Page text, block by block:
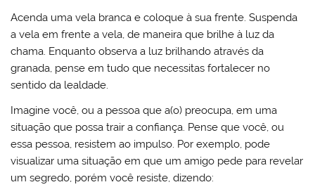
Acenda uma vela branca e coloque à sua frente. Suspenda
a vela em frente a vela, de maneira que brilhe à luz da
chama. Enquanto observa a luz brilhando através da
granada, pense em tudo que necessitas fortalecer no
sentido da lealdade.
Imagine você, ou a pessoa que a(o) preocupa, em uma
situação que possa trair a confiança. Pense que você, ou
essa pessoa, resistem ao impulso. Por exemplo, pode
visualizar uma situação em que um amigo pede para revelar
um segredo, porém você resiste, dizendo: